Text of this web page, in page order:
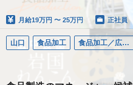
月給19万円 〜 25万円 正社員
山口 食品加工 食品加工／広中食品